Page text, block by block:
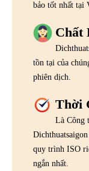
bảo tốt nhất tại
Chất
tồn tại của
phiên dịch.
Thời
Là Công
quy trình ISO
ngắn nhất.